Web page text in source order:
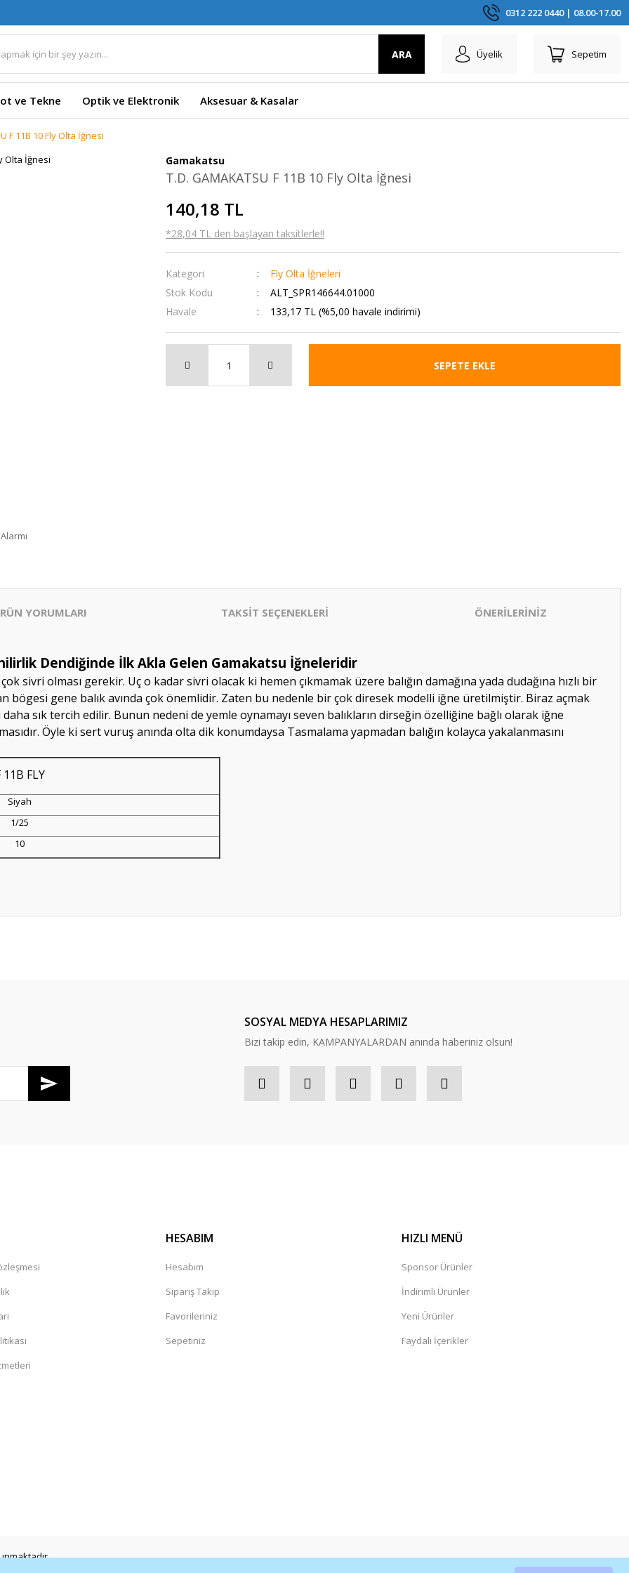
0312 222 0440 | 08.00-17.00
ARA Üyelik Sepetim
ve Tekne Optik ve Elektronik Aksesuar & Kasalar
F 11B 10 Fly Olta İğnesi
Gamakatsu
T.D. GAMAKATSU F 11B 10 Fly Olta İğnesi
140,18 TL
*28,04 TL den başlayan taksitlerle!!
Kategori
Fly Olta İğneleri
Stok Kodu
ALT_SPR146644.01000
Havale
133,17 TL (%5,00 havale indirimi)
SEPETE EKLE
YORUMLARI TAKSİT SEÇENEKLERİ ÖNERİLERİNİZ
Dendiğinde İlk Akla Gelen Gamakatsu İğneleridir
olması gerekir. Uç o kadar sivri olacak ki hemen çıkmamak üzere balığın damağına yada dudağına hızlı bir
bögesi gene balık avında çok önemlidir. Zaten bu nedenle bir çok diresek modelli iğne üretilmiştir. Biraz açmak
sık tercih edilir. Bunun nedeni de yemle oynamayı seven balıkların dirseğin özelliğine bağlı olarak iğne
Öyle ki sert vuruş anında olta dik konumdaysa Tasmalama yapmadan balığın kolayca yakalanmasını
11B FLY
Siyah
1/25
10
SOSYAL MEDYA HESAPLARIMIZ
Bizi takip edin, KAMPANYALARDAN anında haberiniz olsun!
HESABIM
Hesabım
Sipariş Takip
Favorileriniz
Sepetiniz
HIZLI MENÜ
Sponsor Ürünler
İndirimli Ürünler
Yeni Ürünler
Faydalı İçerikler